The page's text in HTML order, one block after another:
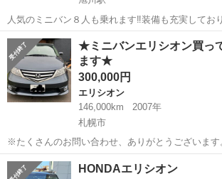
人気のミニバン８人も乗れます‼️装備も充実してお
の4WD車‼️とにかく車検長くてとってもお得‼️ 年
年7月 距離 129450 装備 ナビ、ツイーター、
北海道 旭川市 エリシオン
★ミニバンエリシオン買っ
ます★
300,000円
エリシオン
146,000km
2007年
札幌市
※たくさんのお問い合わせ、ありがとうございます
いただけるとは思っておりませんでした。 排気量
件、追記させていただきます。 ●エリシオン● 年式〜2007年式 後期
北海道 札幌市 エリシオン
HONDAエリシオン